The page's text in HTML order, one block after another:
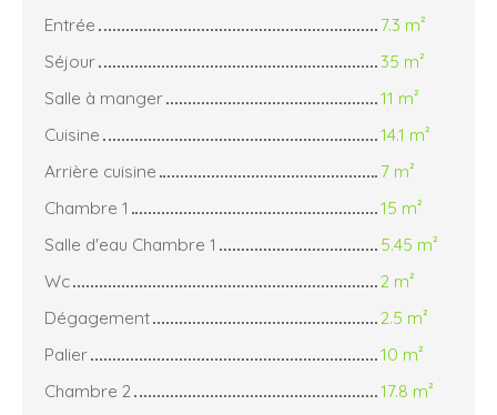
Entrée
7.3 m²
Séjour
35 m²
Salle à manger
11 m²
Cuisine
14.1 m²
Arrière cuisine
7 m²
Chambre 1
15 m²
Salle d'eau Chambre 1
5.45 m²
Wc
2 m²
Dégagement
2.5 m²
Palier
10 m²
Chambre 2
17.8 m²